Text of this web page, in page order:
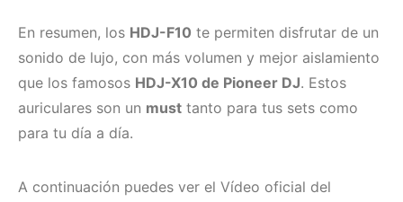
En resumen, los HDJ-F10 te permiten disfrutar de un
sonido de lujo, con más volumen y mejor aislamiento
que los famosos HDJ-X10 de Pioneer DJ. Estos
auriculares son un must tanto para tus sets como
para tu día a día.
A continuación puedes ver el Vídeo oficial del